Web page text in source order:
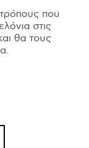
που
στις
θα τους